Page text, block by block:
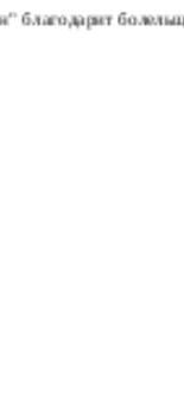
болельщиков